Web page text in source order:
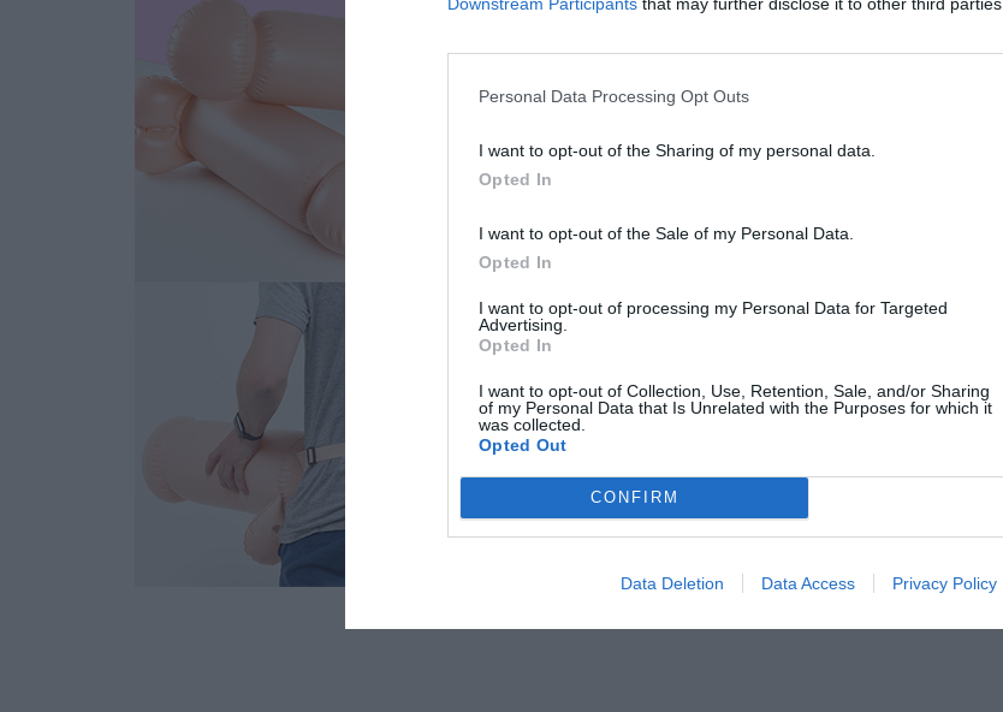
Personal Data Processing Opt Outs
I want to opt-out of the Sharing of my personal data.
Opted In
I want to opt-out of the Sale of my Personal Data.
Opted In
I want to opt-out of processing my Personal Data for Targeted
Advertising.
Opted In
I want to opt-out of Collection, Use, Retention, Sale, and/or Sharing
of my Personal Data that Is Unrelated with the Purposes for which it
was collected.
Opted Out
CONFIRM
Data Deletion Data Access Privacy Policy